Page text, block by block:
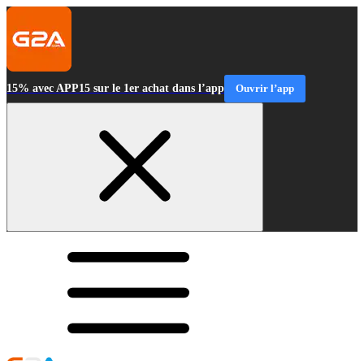
15% avec APP15 sur le 1er achat dans l’app Ouvrir l’app